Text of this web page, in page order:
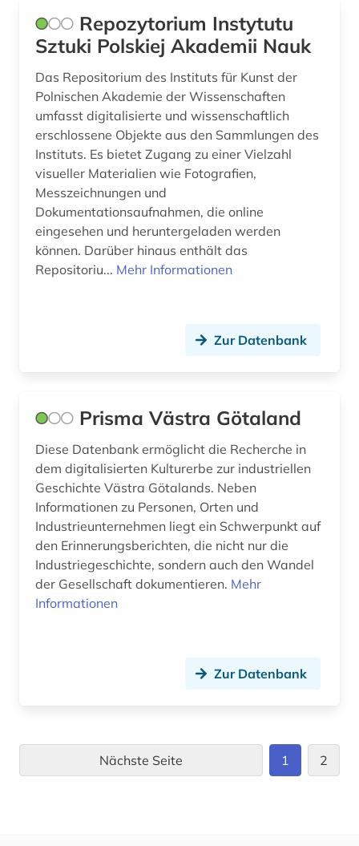
Repozytorium Instytutu
Sztuki Polskiej Akademii Nauk
Das Repositorium des Instituts für Kunst der
Polnischen Akademie der Wissenschaften
umfasst digitalisierte und wissenschaftlich
erschlossene Objekte aus den Sammlungen des
Instituts. Es bietet Zugang zu einer Vielzahl
visueller Materialien wie Fotografien,
Messzeichnungen und
Dokumentationsaufnahmen, die online
eingesehen und heruntergeladen werden
können. Darüber hinaus enthält das
Repositoriu... Mehr Informationen
Zur Datenbank
Prisma Västra Götaland
Diese Datenbank ermöglicht die Recherche in
dem digitalisierten Kulturerbe zur industriellen
Geschichte Västra Götalands. Neben
Informationen zu Personen, Orten und
Industrieunternehmen liegt ein Schwerpunkt auf
den Erinnerungsberichten, die nicht nur die
Industriegeschichte, sondern auch den Wandel
der Gesellschaft dokumentieren. Mehr
Informationen
Zur Datenbank
Nächste Seite 1 2